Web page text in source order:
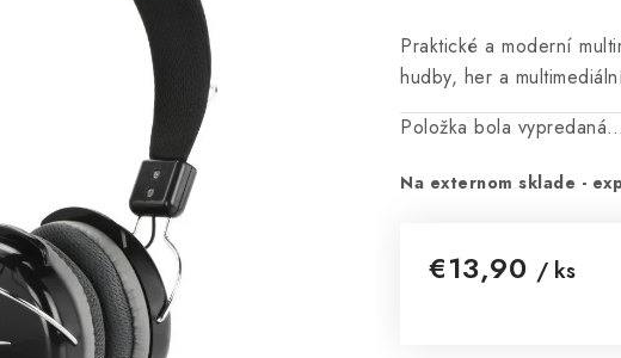
Praktické a moderní
hudby, her a
Položka bola vypredaná…
Na externom sklade -
€13,90 / ks